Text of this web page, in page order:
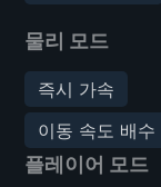
물리 모드
즉시 가속
이동 속도 배수
플레이어 모드